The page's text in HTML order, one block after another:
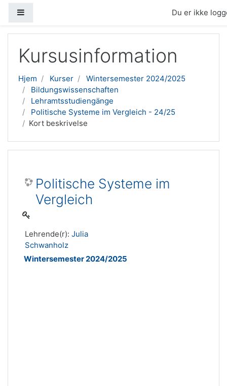
Du er ikke
Kursusinformation
Hjem Kurser
Wintersemester 2024/2025
Bildungswissenschaften
Lehramtsstudiengänge
Politische Systeme im Vergleich - 24/25
Kort beskrivelse
Politische Systeme im
Vergleich
Lehrende(r): Julia
Schwanholz
Wintersemester 2024/2025